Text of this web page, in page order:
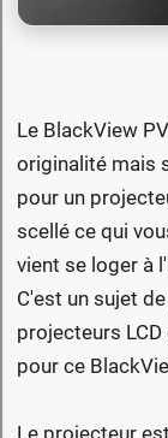
Le BlackView
originalité mais
pour un
scellé ce qui
vient se loger à
C'est un sujet
projecteurs
pour ce